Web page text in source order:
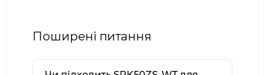
Поширені питання